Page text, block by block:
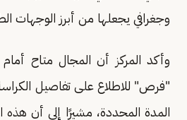
وجغرافي يجعلها من أبرز الوجهات
وأكد المركز أن المجال متاح
"فرص" للاطلاع على تفاصيل
المدة المحددة، مشيرًا إلى أن هذه